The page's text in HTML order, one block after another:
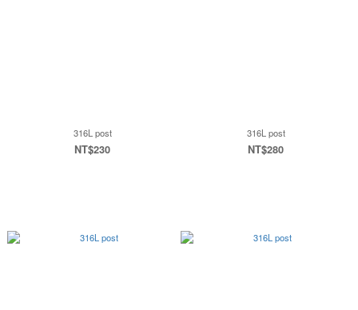
316L post
NT$230
316L post
NT$280